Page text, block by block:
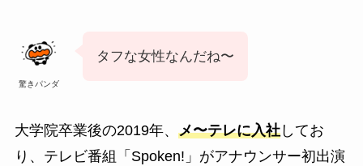
驚きパンダ
タフな女性なんだね〜
大学院卒業後の2019年、 メ〜テレに入社してお
り、テレビ番組「Spoken!」がアナウンサー初出演